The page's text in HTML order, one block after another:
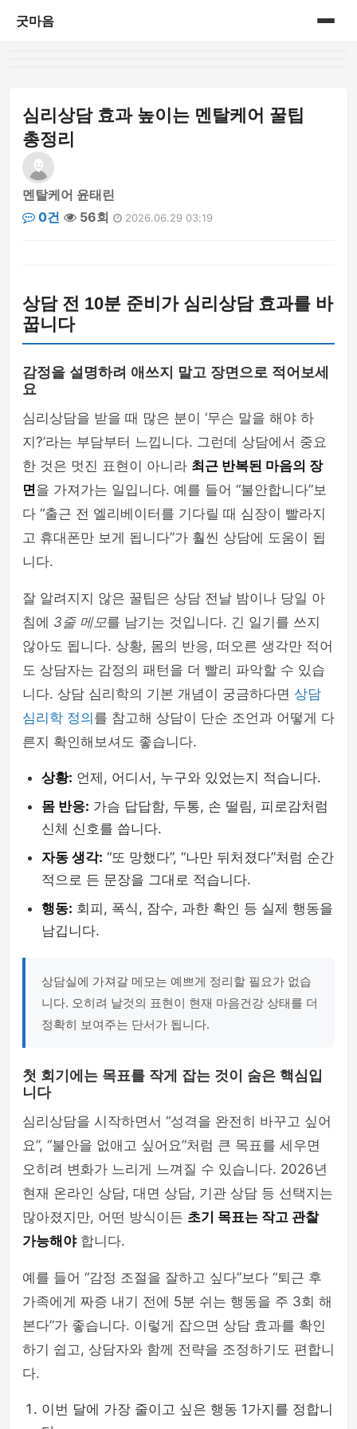
굿마음
심리상담 효과 높이는 멘탈케어 꿀팁
총정리
멘탈케어 윤태린
0건
56회 2026.06.29 03:19
상담 전 10분 준비가 심리상담 효과를 바
꿉니다
감정을 설명하려 애쓰지 말고 장면으로 적어보세
요
심리상담을 받을 때 많은 분이 ‘무슨 말을 해야 하
지?’라는 부담부터 느낍니다. 그런데 상담에서 중요
한 것은 멋진 표현이 아니라 최근 반복된 마음의 장
면을 가져가는 일입니다. 예를 들어 “불안합니다”보
다 “출근 전 엘리베이터를 기다릴 때 심장이 빨라지
고 휴대폰만 보게 됩니다”가 훨씬 상담에 도움이 됩
니다.
잘 알려지지 않은 꿀팁은 상담 전날 밤이나 당일 아
침에 3줄 메모를 남기는 것입니다. 긴 일기를 쓰지
않아도 됩니다. 상황, 몸의 반응, 떠오른 생각만 적어
도 상담자는 감정의 패턴을 더 빨리 파악할 수 있습
니다. 상담 심리학의 기본 개념이 궁금하다면 상담
심리학 정의 를 참고해 상담이 단순 조언과 어떻게 다
른지 확인해보셔도 좋습니다.
상황: 언제, 어디서, 누구와 있었는지 적습니다.
몸 반응: 가슴 답답함, 두통, 손 떨림, 피로감처럼
신체 신호를 씁니다.
자동 생각: “또 망했다”, “나만 뒤처졌다”처럼 순간
적으로 든 문장을 그대로 적습니다.
행동: 회피, 폭식, 잠수, 과한 확인 등 실제 행동을
남깁니다.
상담실에 가져갈 메모는 예쁘게 정리할 필요가 없습
니다. 오히려 날것의 표현이 현재 마음건강 상태를 더
정확히 보여주는 단서가 됩니다.
첫 회기에는 목표를 작게 잡는 것이 숨은 핵심입
니다
심리상담을 시작하면서 “성격을 완전히 바꾸고 싶어
요”, “불안을 없애고 싶어요”처럼 큰 목표를 세우면
오히려 변화가 느리게 느껴질 수 있습니다. 2026년
현재 온라인 상담, 대면 상담, 기관 상담 등 선택지는
많아졌지만, 어떤 방식이든 초기 목표는 작고 관찰
가능해야합니다.
예를 들어 “감정 조절을 잘하고 싶다”보다 “퇴근 후
가족에게 짜증 내기 전에 5분 쉬는 행동을 주 3회 해
본다”가 좋습니다. 이렇게 잡으면 상담 효과를 확인
하기 쉽고, 상담자와 함께 전략을 조정하기도 편합니
다.
이번 달에 가장 줄이고 싶은 행동 1가지를 정합니